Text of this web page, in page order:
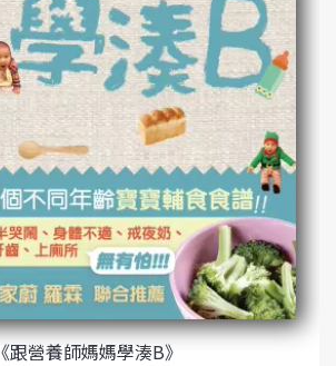
《跟營養師媽媽學湊B》